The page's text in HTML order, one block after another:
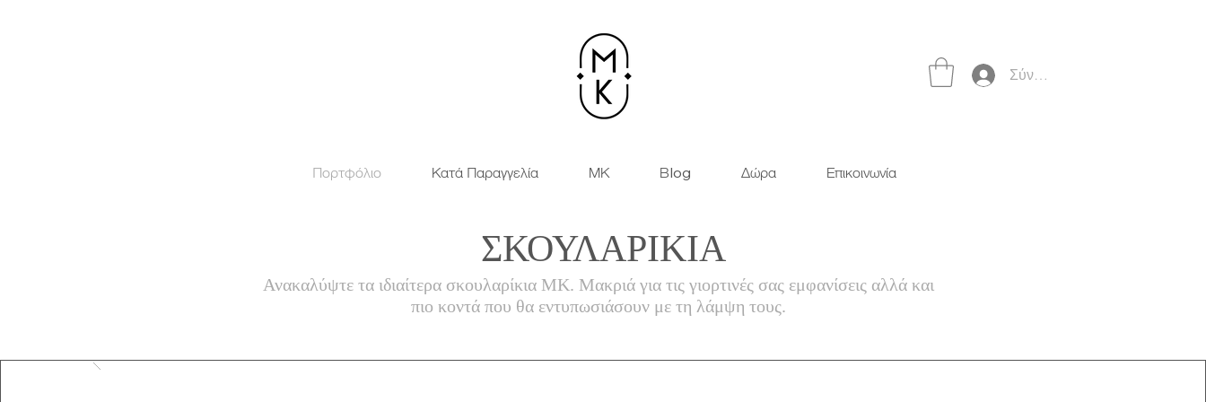
Σύνδεση
Πορτφόλιο Κατά Παραγγελία ΜΚ Βlog Δώρα Επικοινωνία
ΣΚΟΥΛΑΡΙΚΙΑ
Ανακαλύψτε τα ιδιαίτερα σκουλαρίκια ΜΚ. Μακριά για τις γιορτινές σας εμφανίσεις αλλά και
πιο κοντά που θα εντυπωσιάσουν με τη λάμψη τους.